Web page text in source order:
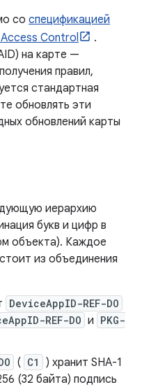
со спецификацией
Control
.
на карте —
правил,
стандартная
обновлять эти
обновлений карты
иерархию
букв и цифр в
объекта). Каждое
из объединения
DeviceAppID-REF-DO
REF-DO и PKG-
( C1
) хранит SHA-1
(32 байта) подпись